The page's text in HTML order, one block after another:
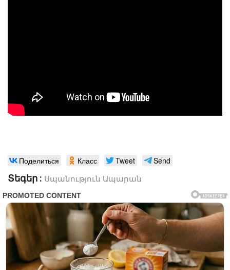
Поделиться Класс Tweet Send
Տեգեր : Սպանություն Ապարան